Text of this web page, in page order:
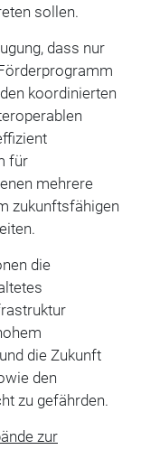
sollen.
dass nur
koordinierten
für
mehrere
zukunftsfähigen
die
die Zukunft
den
zu gefährden.
zur